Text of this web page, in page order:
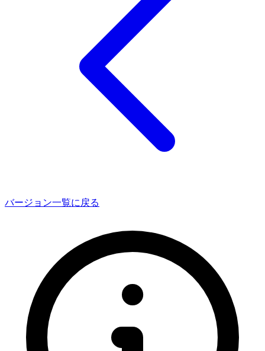
バージョン一覧に戻る